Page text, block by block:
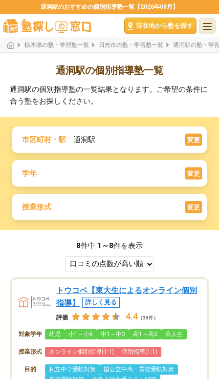
通洞駅のおすすめの個別指導塾一覧【2026年08月】
現在地から塾を探す
栃木県の塾・学習塾一覧 日光市の塾・学習塾一覧 通洞駅の塾・学
通洞駅の個別指導塾一覧
通洞駅の個別指導塾の一覧結果となります。ご希望の条件に
合う塾をお探しください。
市区町村・駅 通洞駅 変更
学年 変更
授業形式 変更
8件中 1～8件を表示
トウコベ【東大生によるオンライン個別
指導】
詳しく見る
評価 4.4 （38件）
対象学年 幼児 小1～小6 中1～中3 高1～高3 浪人生
授業形式 オンライン個別指導(1:1) 個別指導(1:1)
目的 私立中学受験対策
国公立中高一貫校受験対策